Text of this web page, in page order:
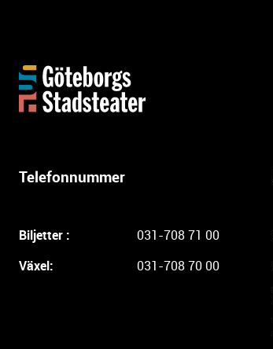
Telefonnummer
Biljetter :
031-708 71 00
Växel:
031-708 70 00